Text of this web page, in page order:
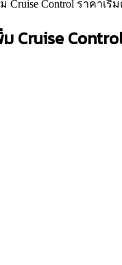
Cruise Control ราคาเ
Cruise